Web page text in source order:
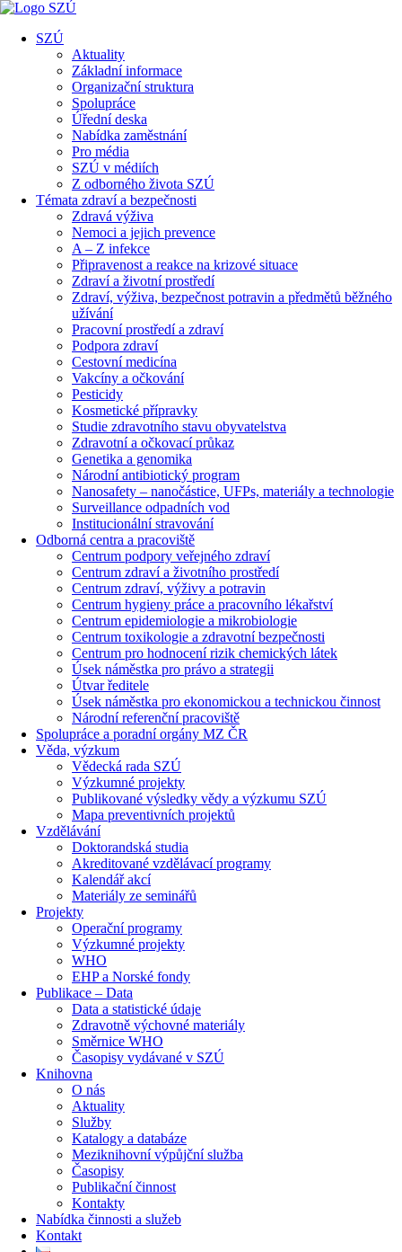
SZÚ
Aktuality
Základní informace
Organizační struktura
Spolupráce
Úřední deska
Nabídka zaměstnání
Pro média
SZÚ v médiích
Z odborného života SZÚ
Témata zdraví a bezpečnosti
Zdravá výživa
Nemoci a jejich prevence
A – Z infekce
Připravenost a reakce na krizové situace
Zdraví a životní prostředí
Zdraví, výživa, bezpečnost potravin a předmětů běžného
užívání
Pracovní prostředí a zdraví
Podpora zdraví
Cestovní medicína
Vakcíny a očkování
Pesticidy
Kosmetické přípravky
Studie zdravotního stavu obyvatelstva
Zdravotní a očkovací průkaz
Genetika a genomika
Národní antibiotický program
Nanosafety – nanočástice, UFPs, materiály a technologie
Surveillance odpadních vod
Institucionální stravování
Odborná centra a pracoviště
Centrum podpory veřejného zdraví
Centrum zdraví a životního prostředí
Centrum zdraví, výživy a potravin
Centrum hygieny práce a pracovního lékařství
Centrum epidemiologie a mikrobiologie
Centrum toxikologie a zdravotní bezpečnosti
Centrum pro hodnocení rizik chemických látek
Úsek náměstka pro právo a strategii
Útvar ředitele
Úsek náměstka pro ekonomickou a technickou činnost
Národní referenční pracoviště
Spolupráce a poradní orgány MZ ČR
Věda, výzkum
Vědecká rada SZÚ
Výzkumné projekty
Publikované výsledky vědy a výzkumu SZÚ
Mapa preventivních projektů
Vzdělávání
Doktorandská studia
Akreditované vzdělávací programy
Kalendář akcí
Materiály ze seminářů
Projekty
Operační programy
Výzkumné projekty
WHO
EHP a Norské fondy
Publikace – Data
Data a statistické údaje
Zdravotně výchovné materiály
Směrnice WHO
Časopisy vydávané v SZÚ
Knihovna
O nás
Aktuality
Služby
Katalogy a databáze
Meziknihovní výpůjční služba
Časopisy
Publikační činnost
Kontakty
Nabídka činnosti a služeb
Kontakt